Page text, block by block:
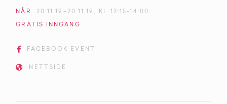
NÅR 20 .11 .19 –20 .11 .19 , KL 12:15-14:00
GRATIS INNGANG
 FACEBOOK EVENT
 NETTSIDE